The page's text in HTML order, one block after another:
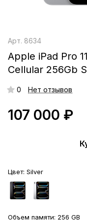
Арт. 8634
Apple iPad Pro
Cellular 256Gb
0 Нет отзывов
107 000 ₽
Цвет: Silver
Объем памяти: 256 GB